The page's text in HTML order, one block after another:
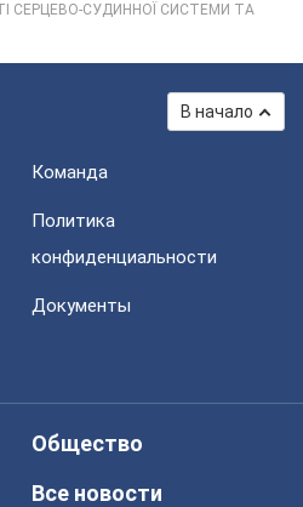
СЕРЦЕВО-СУДИННОЇ СИСТЕМИ ТА
В начало
Команда
Политика
конфиденциальности
Документы
Общество
Все новости